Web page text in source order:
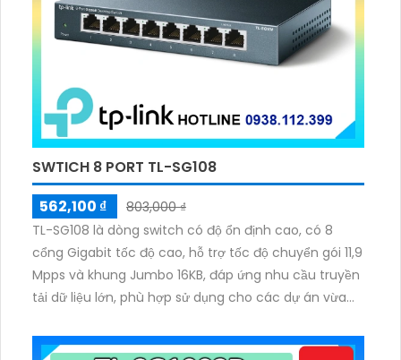
SWTICH 8 PORT TL-SG108
562,100 ₫
803,000 ₫
TL-SG108 là dòng switch có độ ổn định cao, có 8
cổng Gigabit tốc độ cao, hỗ trợ tốc độ chuyển gói 11,9
Mpps và khung Jumbo 16KB, đáp ứng nhu cầu truyền
tải dữ liệu lớn, phù hợp sử dụng cho các dự án vừa